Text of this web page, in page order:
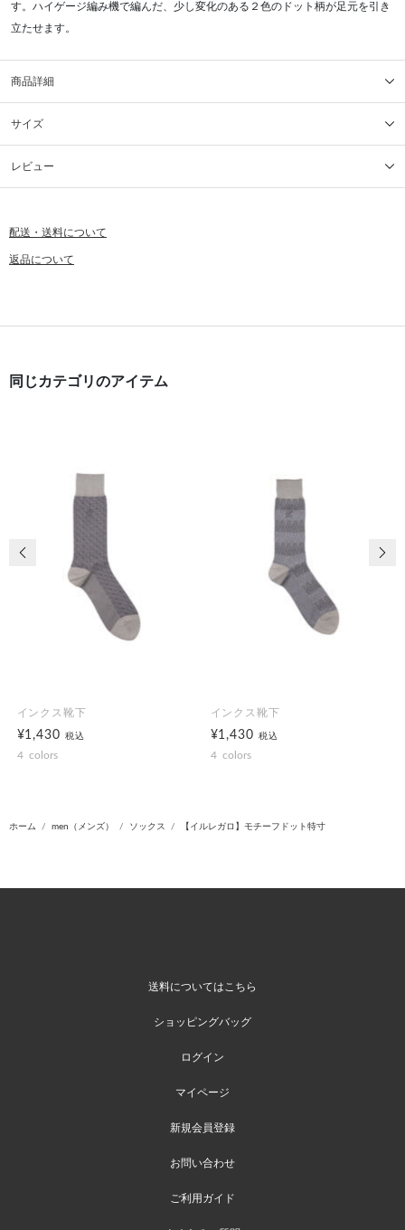
す。ハイゲージ編み機で編んだ、少し変化のある２色のドット柄が足元を引き
立たせます。
商品詳細
サイズ
レビュー
配送・送料について
返品について
同じカテゴリのアイテム
インクス靴下
¥1,430税込
4 colors
インクス靴下
¥1,430税込
4 colors
前の画像
ホーム men（メンズ） ソックス 【イルレガロ】モチーフドット特寸
送料についてはこちら
ショッピングバッグ
ログイン
マイページ
新規会員登録
お問い合わせ
ご利用ガイド